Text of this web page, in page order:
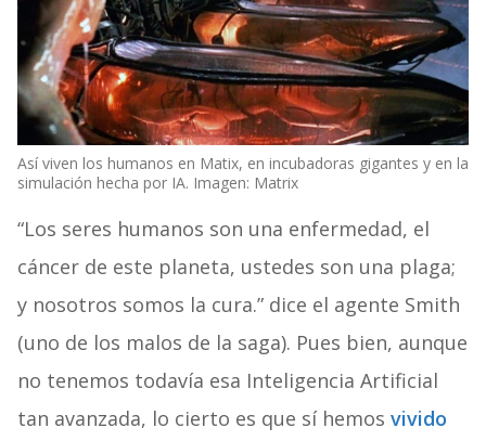
Así viven los humanos en Matix, en incubadoras gigantes y en la
simulación hecha por IA. Imagen: Matrix
“Los seres humanos son una enfermedad, el
cáncer de este planeta, ustedes son una plaga;
y nosotros somos la cura.” dice el agente Smith
(uno de los malos de la saga). Pues bien, aunque
no tenemos todavía esa Inteligencia Artificial
tan avanzada, lo cierto es que sí hemos vivido